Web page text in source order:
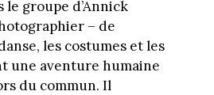
le groupe d’Annick
– de
les costumes et les
une aventure humaine
du commun. Il